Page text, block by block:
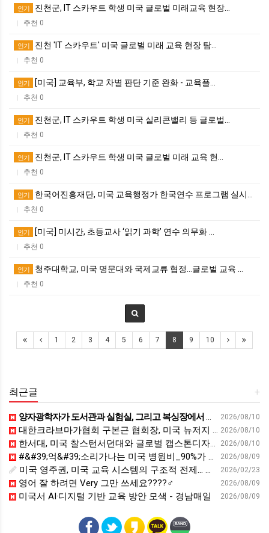
인기 진천군, IT 스카우트 학생 미국 글로벌 미래교육 현장…
| 추천 0
인기 진천 'IT 스카우트' 미국 글로벌 미래 교육 현장 탐…
| 추천 0
인기 [미국] 교육부, 학교 차별 판단 기준 완화 - 교육플…
| 추천 0
인기 진천군, IT 스카우트 학생 미국 실리콘밸리 등 글로벌…
| 추천 0
인기 진천군, IT 스카우트 학생 미국 글로벌 미래 교육 현…
| 추천 0
인기 한국어진흥재단, 미국 교육행정가 한국연수 프로그램 실시…
| 추천 0
인기 [미국] 미시간, 초등교사 ‘읽기 과학’ 연수 의무화 …
| 추천 0
인기 청주대학교, 미국 명문대와 국제교류 협정…글로벌 교육 …
| 추천 0
1 2 3 4 5 6 7 8 9 10
+
최근글
2026/08/10
양자광학자가 도서관과 실험실, 그리고 복싱장에서 배운 것 | 김세정 성균관대학교 전자전기공학부 교수 | 퀀텀 양자 보안 독서 | 세바시 2122회
2026/08/10
대한크라브마가협회 구본근 협회장, 미국 뉴저지 지도자교육 실시 - 비욘드포스트
2026/08/10
한서대, 미국 찰스턴서던대와 글로벌 캡스톤디자인 교육 운영 - 411개 대학을 연결하는 '힘'
2026/08/09
#&#39;억&#39;소리가나는 미국 병원비_90%가 모르는 이 중요한 단어는? #영어회화#영어표현 #영어공부
2026/02/23
미국 영주권, 미국 교육 시스템의 구조적 전제… 유학생 신분의 결정타 - fetv.co.kr
2026/08/09
영어 잘 하려면 Very 그만 쓰세요????‍♂️
2026/08/09
미국서 AI·디지털 기반 교육 방안 모색 - 경남매일